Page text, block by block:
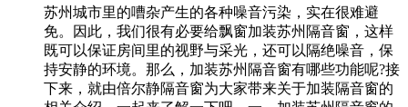
苏州城市里的嘈杂产生的各种噪音污染，实在很难避
免。因此，我们很有必要给飘窗加装苏州隔音窗，这样
既可以保证房间里的视野与采光，还可以隔绝噪音，保
持安静的环境。那么，加装苏州隔音窗有哪些功能呢?接
下来，就由倍尔静隔音窗为大家带来关于加装隔音窗的